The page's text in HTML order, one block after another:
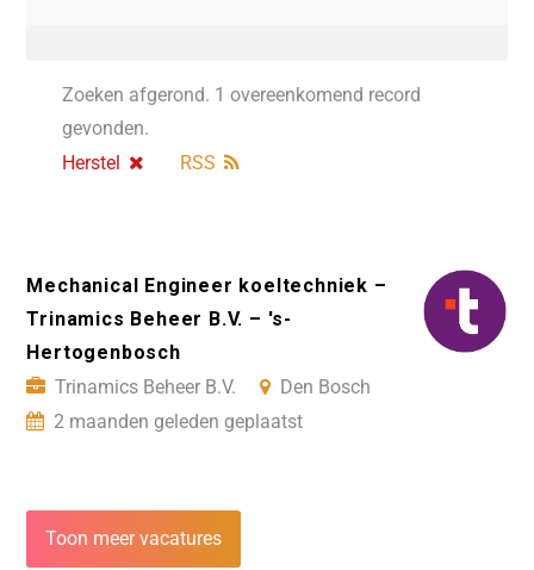
Zoeken afgerond. 1 overeenkomend record
gevonden.
Herstel
RSS
Mechanical Engineer koeltechniek –
Trinamics Beheer B.V. – 's-
Hertogenbosch
Trinamics Beheer B.V.
Den Bosch
2 maanden geleden geplaatst
Toon meer vacatures